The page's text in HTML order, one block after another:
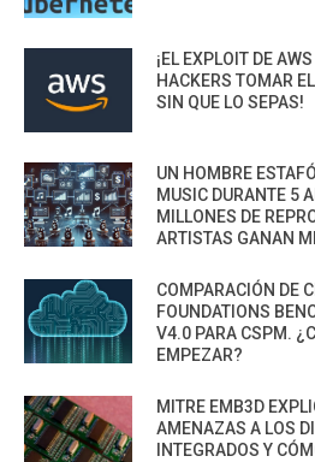
¡EL EXPLOIT DE
HACKERS TOMAR
SIN QUE LO SEPAS!
UN HOMBRE
MUSIC DURANTE 5
MILLONES DE
ARTISTAS GANAN
COMPARACIÓN DE
FOUNDATIONS
V4.0 PARA CSPM.
EMPEZAR?
MITRE EMB3D
AMENAZAS A LOS
INTEGRADOS Y